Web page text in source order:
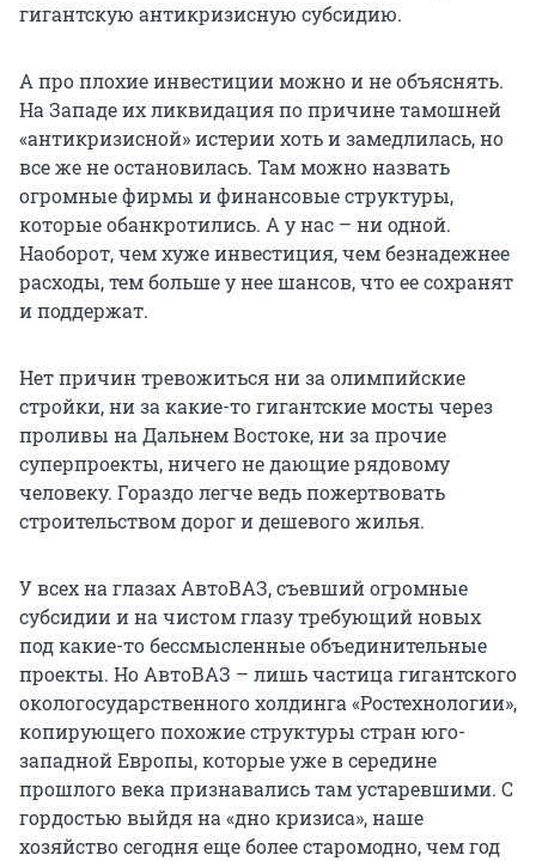
гигантскую антикризисную субсидию.
А про плохие инвестиции можно и не объяснять.
На Западе их ликвидация по причине тамошней
«антикризисной» истерии хоть и замедлилась, но
все же не остановилась. Там можно назвать
огромные фирмы и финансовые структуры,
которые обанкротились. А у нас – ни одной.
Наоборот, чем хуже инвестиция, чем безнадежнее
расходы, тем больше у нее шансов, что ее сохранят
и поддержат.
Нет причин тревожиться ни за олимпийские
стройки, ни за какие-то гигантские мосты через
проливы на Дальнем Востоке, ни за прочие
суперпроекты, ничего не дающие рядовому
человеку. Гораздо легче ведь пожертвовать
строительством дорог и дешевого жилья.
У всех на глазах АвтоВАЗ, съевший огромные
субсидии и на чистом глазу требующий новых
под какие-то бессмысленные объединительные
проекты. Но АвтоВАЗ – лишь частица гигантского
окологосударственного холдинга «Ростехнологии»,
копирующего похожие структуры стран юго-
западной Европы, которые уже в середине
прошлого века признавались там устаревшими. С
гордостью выйдя на «дно кризиса», наше
хозяйство сегодня еще более старомодно, чем год